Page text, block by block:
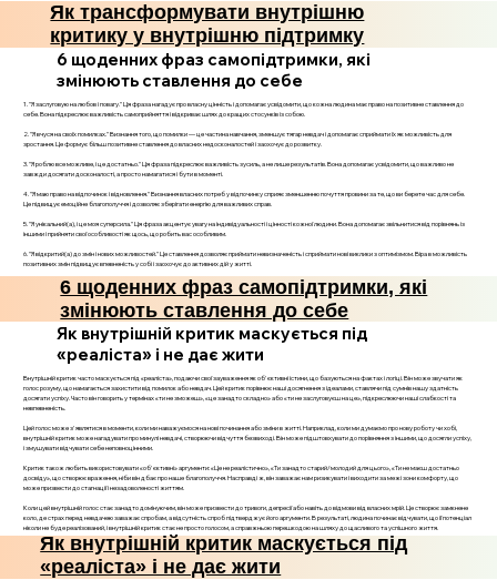
Як трансформувати внутрішню
критику у внутрішню підтримку
6 щоденних фраз самопідтримки, які
змінюють ставлення до себе
1. "Я заслуговую на любов і повагу." Ця фраза нагадує про власну цінність і допомагає усвідомити, що кожна людина має право на позитивне ставлення до
себе. Вона підкреслює важливість самоприйняття і відкриває шлях до кращих стосунків із собою.
2. "Я вчуся на своїх помилках." Визнання того, що помилки — це частина навчання, зменшує тягар невдач і допомагає сприймати їх як можливість для
зростання. Це формує більш позитивне ставлення до власних недосконалостей і заохочує до розвитку.
3. "Я роблю все можливе, і це достатньо." Ця фраза підкреслює важливість зусиль, а не лише результатів. Вона допомагає усвідомити, що важливо не
завжди досягати досконалості, а просто намагатися і бути в моменті.
4. "Я маю право на відпочинок і відновлення." Визнання власних потреб у відпочинку сприяє зменшенню почуття провини за те, що ви берете час для себе.
Це підвищує емоційне благополуччя і дозволяє зберігати енергію для важливих справ.
5. "Я унікальний(а), і це моя суперсила." Ця фраза акцентує увагу на індивідуальності і цінності кожної людини. Вона допомагає звільнитися від порівнянь із
іншими і прийняти свої особливості як щось, що робить вас особливим.
6. "Я відкритий(а) до змін і нових можливостей." Це ставлення дозволяє приймати невизначеність і сприймати нові виклики з оптимізмом. Віра в можливість
позитивних змін підвищує впевненість у собі і заохочує до активних дій у житті.
6 щоденних фраз самопідтримки, які
змінюють ставлення до себе
Як внутрішній критик маскується під
«реаліста» і не дає жити
Внутрішній критик часто маскується під «реаліста», подаючи свої зауваження як об'єктивні істини, що базуються на фактах і логіці. Він може звучати як
голос розуму, що намагається захистити від помилок або невдач. Цей критик порівнює наші досягнення з ідеалами, ставлячи під сумнів нашу здатність
досягати успіху. Часто він говорить у термінах «ти не зможеш», «це занадто складно» або «ти не заслуговуєш на це», підкреслюючи наші слабкості та
невпевненість.
Цей голос може з'являтися в моменти, коли ми наважуємося на нові починання або зміни в житті. Наприклад, коли ми думаємо про нову роботу чи хобі,
внутрішній критик може нагадувати про минулі невдачі, створюючи відчуття безвиході. Він може підштовхувати до порівняння з іншими, що досягли успіху,
і змушувати відчувати себе неповноцінними.
Критик також любить використовувати «об'єктивні» аргументи: «Це не реалістично», «Ти занадто старий/молодий для цього», «Ти не маєш достатньо
досвіду», що створює враження, ніби він дбає про наше благополуччя. Насправді ж, він заважає нам ризикувати і виходити за межі зони комфорту, що
може призвести до стагнації і незадоволеності життям.
Коли цей внутрішній голос стає занадто домінуючим, він може призвести до тривоги, депресії або навіть до відмови від власних мрій. Це створює замкнене
коло, де страх перед невдачею заважає спробам, а відсутність спроб підтверджує його аргументи. В результаті, людина починає відчувати, що її потенціал
ніколи не буде реалізований, і внутрішній критик стає не просто голосом, а справжньою перешкодою на шляху до щасливого та успішного життя.
Як внутрішній критик маскується під
«реаліста» і не дає жити